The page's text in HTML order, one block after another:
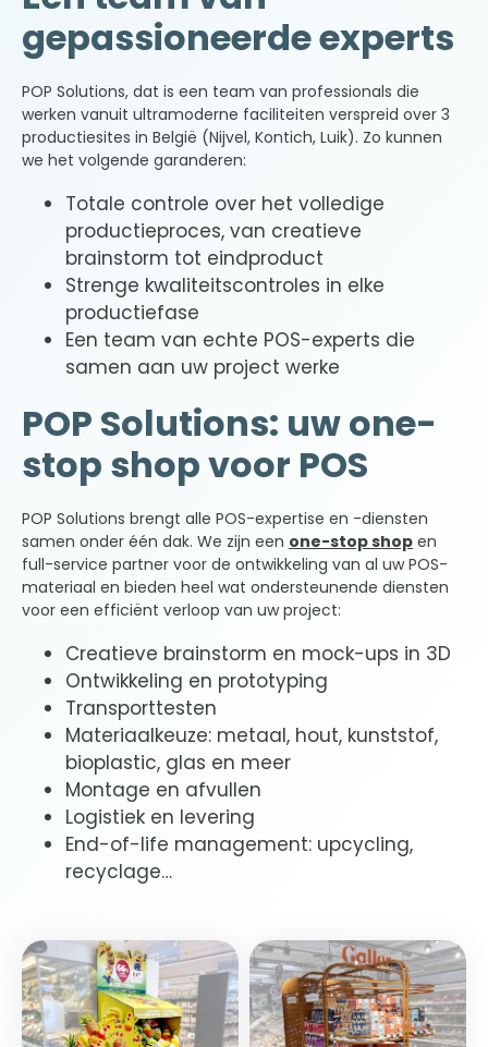
gepassioneerde experts
POP Solutions, dat is een team van professionals die
werken vanuit ultramoderne faciliteiten verspreid over 3
productiesites in België (Nijvel, Kontich, Luik). Zo kunnen
we het volgende garanderen:
Totale controle over het volledige
productieproces, van creatieve
brainstorm tot eindproduct
Strenge kwaliteitscontroles in elke
productiefase
Een team van echte POS-experts die
samen aan uw project werke
POP Solutions: uw one-
stop shop voor POS
POP Solutions brengt alle POS-expertise en -diensten
samen onder één dak. We zijn een one-stop shop en
full-service partner voor de ontwikkeling van al uw POS-
materiaal en bieden heel wat ondersteunende diensten
voor een efficiënt verloop van uw project:
Creatieve brainstorm en mock-ups in 3D
Ontwikkeling en prototyping
Transporttesten
Materiaalkeuze: metaal, hout, kunststof,
bioplastic, glas en meer
Montage en afvullen
Logistiek en levering
End-of-life management: upcycling,
recyclage…